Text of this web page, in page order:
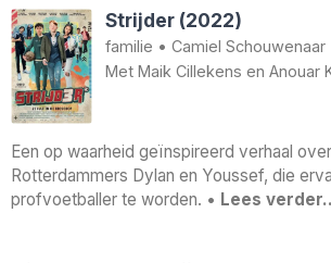
Strijder (2022)
familie • Camiel Schouwenaar
Met Maik Cillekens en Anouar
Een op waarheid geïnspireerd verhaal
Rotterdammers Dylan en Youssef, die
profvoetballer te worden. • Lees